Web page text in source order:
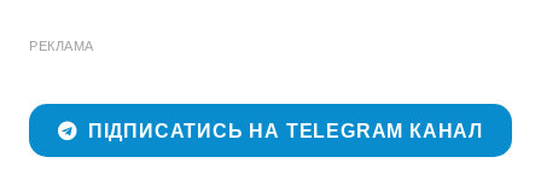
РЕКЛАМА
ПІДПИСАТИСЬ НА TELEGRAM КАНАЛ